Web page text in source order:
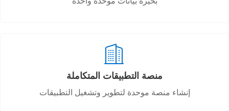
منصة التطبيقات المتكاملة
إنشاء منصة موحدة لتطوير وتشغيل التطبيقات